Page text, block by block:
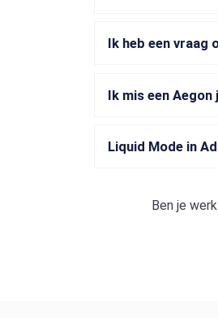
Ik heb een
Ik mis een
Liquid Mode in
Ben je